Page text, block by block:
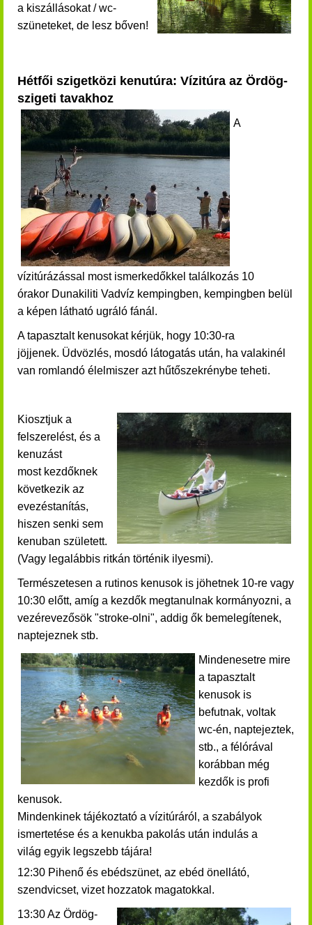
a kiszállásokat / wc-
szüneteket, de lesz bőven!
Hétfői szigetközi kenutúra: Vízitúra az Ördög-
szigeti tavakhoz
A
vízitúrázással most ismerkedőkkel találkozás 10
órakor Dunakiliti Vadvíz kempingben, kempingben belül
a képen látható ugráló fánál.
A tapasztalt kenusokat kérjük, hogy 10:30-ra
jöjjenek. Üdvözlés, mosdó látogatás után, ha valakinél
van romlandó élelmiszer azt hűtőszekrénybe teheti.
Kiosztjuk a
felszerelést, és a
kenuzást
most kezdőknek
következik az
evezéstanítás,
hiszen senki sem
kenuban született.
(Vagy legalábbis ritkán történik ilyesmi).
Természetesen a rutinos kenusok is jöhetnek 10-re vagy
10:30 előtt, amíg a kezdők megtanulnak kormányozni, a
vezérevezősök "stroke-olni", addig ők bemelegítenek,
naptejeznek stb.
Mindenesetre mire
a tapasztalt
kenusok is
befutnak, voltak
wc-én, naptejeztek,
stb., a félórával
korábban még
kezdők is profi
kenusok.
Mindenkinek tájékoztató a vízitúráról, a szabályok
ismertetése és a kenukba pakolás után indulás a
világ egyik legszebb tájára!
12:30 Pihenő és ebédszünet, az ebéd önellátó,
szendvicset, vizet hozzatok magatokkal.
13:30 Az Ördög-